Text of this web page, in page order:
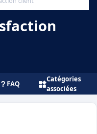
FAQ
Catégories
associées